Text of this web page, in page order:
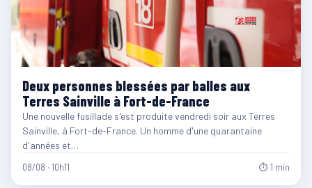
Deux personnes blessées par balles aux
Terres Sainville à Fort-de-France
Une nouvelle fusillade s'est produite vendredi soir aux Terres
Sainville, à Fort-de-France. Un homme d'une quarantaine
d'années et…
08/08 · 10h11 ⏱ 1 min